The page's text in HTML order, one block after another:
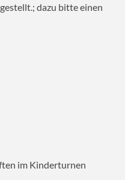
dazu bitte einen
im Kinderturnen